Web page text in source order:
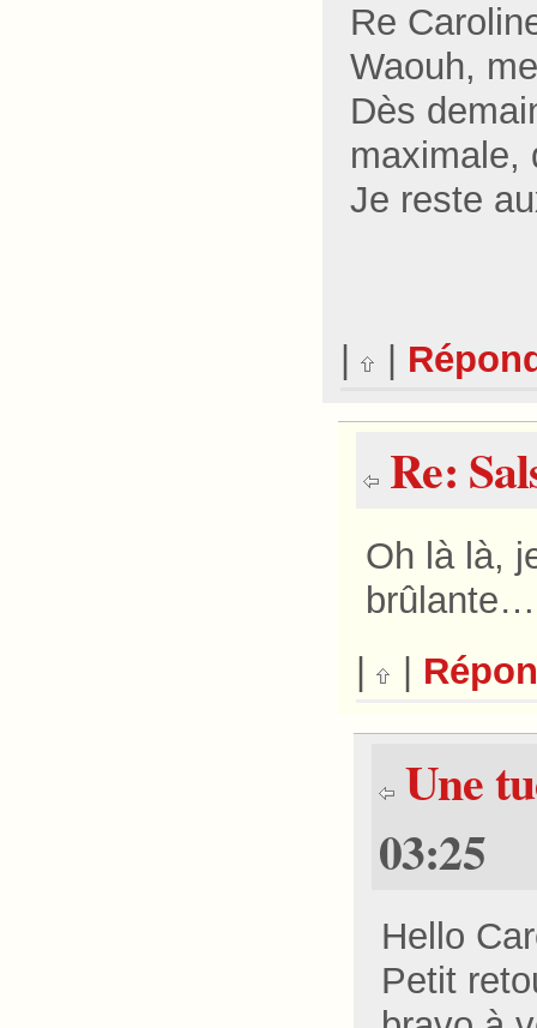
Re
Waouh,
Dès
maximale,
Je reste
|
Re:
Oh là là,
|
|
Une
03:25
Hello
Petit